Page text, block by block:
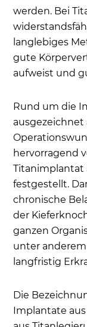
Welche
Vor-
einem
Warum
Welche
Neueste
Häufige
werden. Bei
langlebiges
gute
aufweist und
Rund um die
ausgezeichnet
hervorragend
Titanimplantat
festgestellt.
chronische
der
ganzen
unter
langfristig
Die
Implantate